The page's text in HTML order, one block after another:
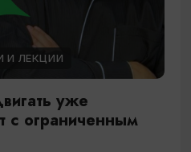
И ЛЕКЦИИ
уже
с ограниченным